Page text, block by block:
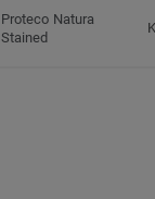
Proteco Natura
Stained